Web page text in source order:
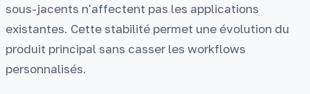
sous-jacents n'affectent pas les applications
existantes. Cette stabilité permet une évolution du
produit principal sans casser les workflows
personnalisés.